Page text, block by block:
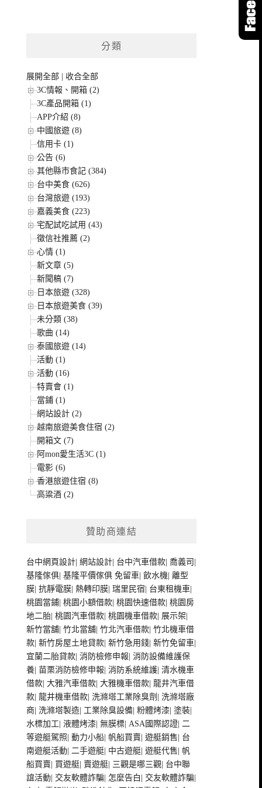
分類
展開全部
收合全部
3C情報、開箱 (2)
3C產品開箱 (1)
APP介紹 (8)
中國旅遊 (8)
信用卡 (1)
公告 (6)
其他縣市食記 (384)
台中美食 (626)
台灣旅遊 (193)
嘉義美食 (223)
宅配試吃試用 (43)
徵信社推薦 (2)
心情 (1)
新文章 (5)
新聞稿 (7)
日本旅遊 (328)
日本旅遊美食 (39)
未分類 (38)
歌曲 (14)
泰國旅遊 (14)
活動 (1)
活動 (16)
特賣會 (1)
當鋪 (1)
網站設計 (2)
越南旅遊美食住宿 (2)
開箱文 (7)
阿mon愛生活3C (1)
電影 (6)
香港旅遊住宿 (8)
高粱酒 (2)
贊助商連結
台中網頁設計 |網站設計 台中汽車借款 |喬義司
基隆傢俱 |基隆平價傢俱 免留車 |飲水機 |離型
膜 |抗靜電膜 |熱轉印膜 |瑞里民宿 台東租機車
桃園當鋪 |桃園小額借款 |桃園快速借款 |桃園房
地二胎 |桃園汽車借款 |桃園機車借款 展示架
新竹當舖 |竹北當舖 |竹北汽車借款 |竹北機車借
款 |新竹房屋土地貸款 |新竹急用錢 |新竹免留車
宜蘭二胎貸款 |消防檢修申報 |消防設備維護保
養 |苗栗消防檢修申報 |消防系統維護 |清水機車
借款 |大雅汽車借款 |大雅機車借款 |龍井汽車借
款 |龍井機車借款 洗滌塔工業除臭劑
洗滌塔廠
商 洗滌塔製造 工業除臭設備 |粉體烤漆 |塗裝
水標加工 |液體烤漆 |無膜標 |ASA國際認證 |二
等遊艇駕照 |動力小船 帆船買賣 |遊艇銷售 台
南遊艇活動 |二手遊艇 中古遊艇 |遊艇代售 帆
船買賣 買遊艇 賣遊艇 三觀是哪三觀 台中聯
誼活動 交友軟體詐騙 怎麼告白 交友軟體詐騙